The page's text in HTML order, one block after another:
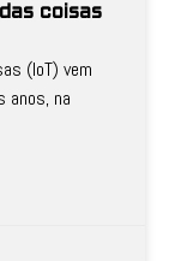
coisas
(IoT) vem
anos, na